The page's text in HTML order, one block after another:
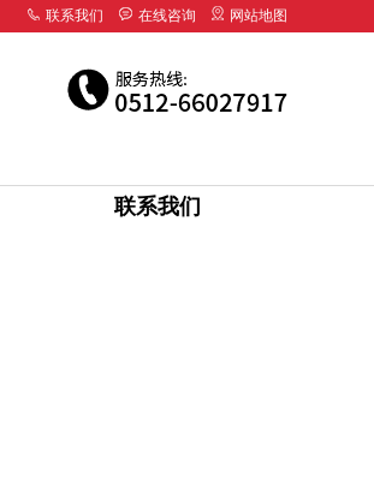
联系我们 在线咨询 网站地图
联系我们